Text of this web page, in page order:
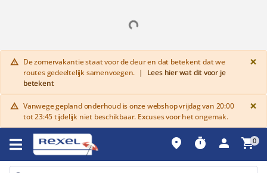
warning De zomervakantie staat voor de deur en dat betekent dat we
routes gedeeltelijk samenvoegen. |
Lees hier wat dit voor je
betekent
×
warning Vanwege gepland onderhoud is onze webshop vrijdag van 20:00
tot 23:45 tijdelijk niet beschikbaar. Excuses voor het ongemak.
×
place timer person shopping_cart0